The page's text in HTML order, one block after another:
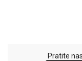
Pratite